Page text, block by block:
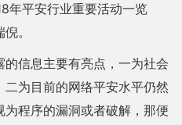
年平安行业重要活动一览
。
信息主要有亮点，一为社会
为目前的网络平安水平仍然
程序的漏洞或者破解，那便